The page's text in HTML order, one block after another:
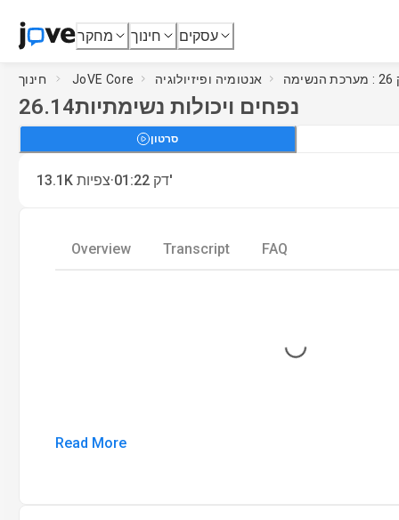
מחקר חינוך עסקים
חינוך JoVE Core אנטומיה ופיזיולוגיה
26.14נפחים ויכולות נשימתיות
סרטון
13.1K צפיות·01:22 דק'
Overview Transcript FAQ
Loading...
Read More